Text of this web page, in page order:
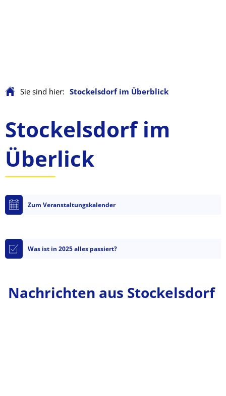
Sie sind hier: Stockelsdorf im Überblick
Stockelsdorf
im
Überblick
Stockelsdorf im
Überlick
Zum Veranstaltungskalender
Was ist in 2025 alles passiert?
Nachrichten aus Stockelsdorf